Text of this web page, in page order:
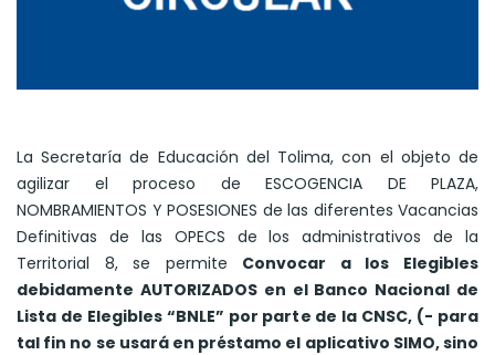
La Secretaría de Educación del Tolima, con el objeto de
agilizar el proceso de ESCOGENCIA DE PLAZA,
NOMBRAMIENTOS Y POSESIONES de las diferentes Vacancias
Definitivas de las OPECS de los administrativos de la
Territorial 8, se permite Convocar a los Elegibles
debidamente AUTORIZADOS en el Banco Nacional de
Lista de Elegibles “BNLE” por parte de la CNSC, (- para
tal fin no se usará en préstamo el aplicativo SIMO, sino